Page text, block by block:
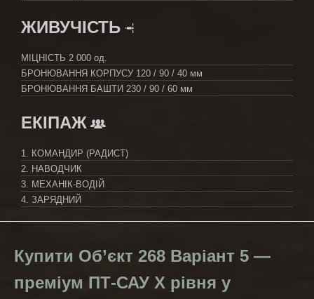
ЖИВУЧІСТЬ
МІЦНІСТЬ 2 000 од.
БРОНЮВАННЯ КОРПУСУ 120 / 90 / 40 мм
БРОНЮВАННЯ БАШТИ 230 / 90 / 60 мм
ЕКІПАЖ
1. КОМАНДИР (РАДИСТ)
2. НАВОДЧИК
3. МЕХАНІК-ВОДІЙ
4. ЗАРЯДНИЙ
Купити Об’єкт 268 Варіант 5 —
преміум ПТ-САУ X рівня у